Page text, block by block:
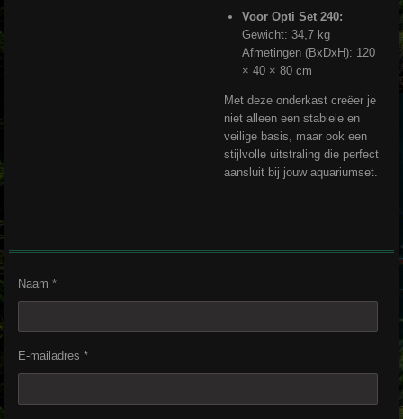
Voor Opti Set 240:
Gewicht: 34,7 kg
Afmetingen (BxDxH): 120
× 40 × 80 cm
Met deze onderkast creëer je
niet alleen een stabiele en
veilige basis, maar ook een
stijlvolle uitstraling die perfect
aansluit bij jouw aquariumset.
Naam *
E-mailadres *